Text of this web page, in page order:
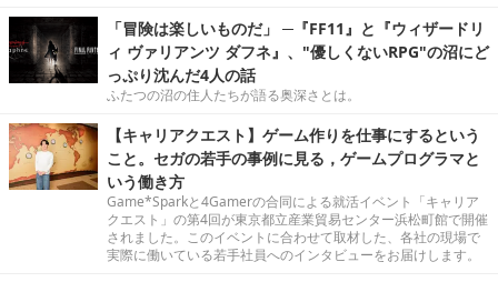
「冒険は楽しいものだ」 ─『FF11』と『ウィザードリ
ィ ヴァリアンツ ダフネ』、"優しくないRPG"の沼にど
っぷり沈んだ4人の話
ふたつの沼の住人たちが語る奥深さとは。
【キャリアクエスト】ゲーム作りを仕事にするという
こと。セガの若手の事例に見る，ゲームプログラマと
いう働き方
Game*Sparkと4Gamerの合同による就活イベント「キャリア
クエスト」の第4回が東京都立産業貿易センター浜松町館で開催
されました。このイベントに合わせて取材した、各社の現場で
実際に働いている若手社員へのインタビューをお届けします。